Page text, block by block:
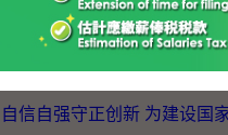
精诚团结共负维护国家安全责
自信自强守正创新 为建设国